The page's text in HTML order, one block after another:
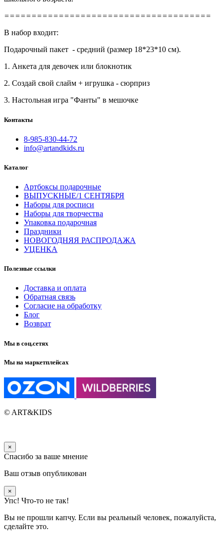
======================================
В набор входит:
Подарочный пакет - средний (размер 18*23*10 см).
1. Анкета для девочек или блокнотик
2. Создай свой слайм + игрушка - сюрприз
3. Настольная игра "Фанты" в мешочке
Контакты
8-985-830-44-72
info@artandkids.ru
Каталог
Артбоксы подарочные
ВЫПУСКНЫЕ/1 СЕНТЯБРЯ
Наборы для росписи
Наборы для творчества
Упаковка подарочная
Праздники
НОВОГОДНЯЯ РАСПРОДАЖА
УЦЕНКА
Полезные ссылки
Доставка и оплата
Обратная связь
Согласие на обработку
Блог
Возврат
Мы в соц.сетях
Мы на маркетплейсах
© ART&KIDS
×
Спасибо за ваше мнение
Ваш отзыв опубликован
×
Упс! Что-то не так!
Вы не прошли капчу. Если вы реальный человек, пожалуйста,
сделайте это.